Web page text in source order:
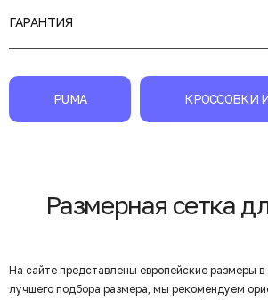
ГАРАНТИЯ
PUMA КРОССОВКИ
Размерная сетка
На сайте представлены европейские размеры
лучшего подбора размера, мы рекомендуем